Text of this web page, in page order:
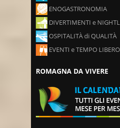
ENOGASTRONOMIA
DIVERTIMENTI e
OSPITALITÀ di QUALITÀ
EVENTI e TEMPO LIBERO
ROMAGNA DA VIVERE